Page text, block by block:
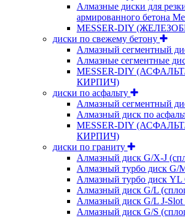
Алмазные диски для
армированного бетона
MESSER-DIY
диски по свежему бетону
Алмазный сегментный
Алмазные сегментные
MESSER-DIY
КИРПИЧ)
диски по асфальту
Алмазный сегментный
Алмазный диск по
MESSER-DIY
КИРПИЧ)
диски по граниту
Алмазный диск G/X-J
Алмазный турбо диск G/
Алмазный турбо диск YL
Алмазный диск G/L
Алмазный диск G/L J-Slot
Алмазный диск G/S